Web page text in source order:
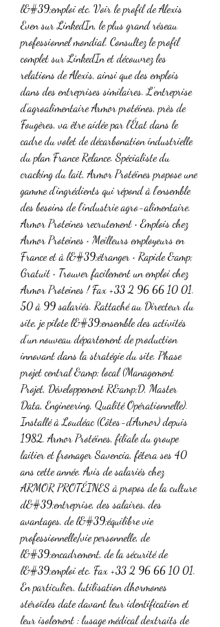
l&#39;emploi etc. Voir le profil de Alexis
Even sur LinkedIn, le plus grand réseau
professionnel mondial. Consultez le profil
complet sur LinkedIn et découvrez les
relations de Alexis, ainsi que des emplois
dans des entreprises similaires. L’entreprise
d’agroalimentaire Armor protéines, près de
Fougères, va être aidée par l’État dans le
cadre du volet de décarbonation industrielle
du plan France Relance. Spécialiste du
cracking du lait, Armor Protéines propose une
gamme d’ingrédients qui répond à l’ensemble
des besoins de l’industrie agro-alimentaire.
Armor Proteines recrutement • Emplois chez
Armor Proteines • Meilleurs employeurs en
France et à l&#39;étranger • Rapide &amp;
Gratuit • Trouver facilement un emploi chez
Armor Proteines ! Fax +33 2 96 66 10 01.
50 à 99 salariés. Rattaché au Directeur du
site, je pilote l&#39;ensemble des activités
d’un nouveau département de production
innovant dans la stratégie du site. Phase
projet central &amp; local (Management
Projet, Développement R&amp;D, Master
Data, Engineering, Qualité Opérationnelle).
Installé à Loudéac (Côtes-d’Armor) depuis
1982, Armor Protéines, filiale du groupe
laitier et fromager Savencia, fêtera ses 40
ans cette année. Avis de salariés chez
ARMOR PROTÉINES à propos de la culture
d&#39;entreprise, des salaires, des
avantages, de l&#39;équilibre vie
professionnelle/vie personnelle, de
l&#39;encadrement, de la sécurité de
l&#39;emploi etc. Fax +33 2 96 66 10 01.
En particulier, lutilisation dhormones
stéroïdes date davant leur identification et
leur isolement : lusage médical dextraits de